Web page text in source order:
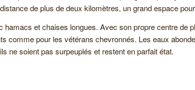
de plus de deux kilomètres, un grand espace
et chaises longues. Avec son propre centre de
comme pour les vétérans chevronnés. Les eaux
ne soient pas surpeuplés et restent en parfait état.